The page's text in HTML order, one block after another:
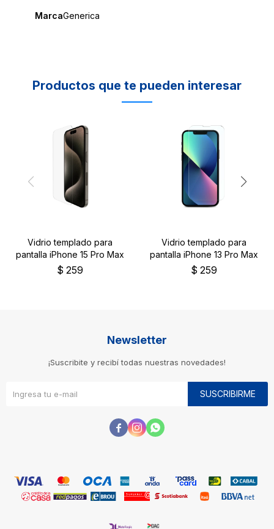
MarcaGenerica
Productos que te pueden interesar
Vidrio templado para
pantalla iPhone 15 Pro Max
$ 259
Vidrio templado para
pantalla iPhone 13 Pro Max
$ 259
Newsletter
¡Suscribite y recibí todas nuestras novedades!
SUSCRIBIRME
  